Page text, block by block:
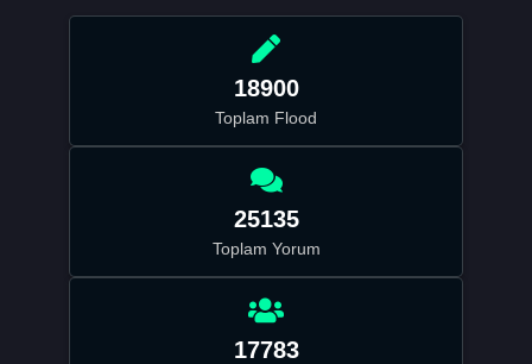
18900
Toplam Flood
25135
Toplam Yorum
17783